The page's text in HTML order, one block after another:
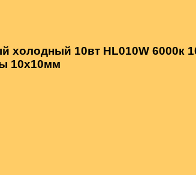
10вт HL010W 6000к
10х10мм